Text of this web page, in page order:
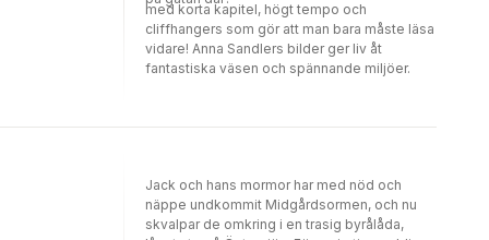
med korta kapitel, högt tempo och
cliffhangers som gör att man bara måste läsa
vidare! Anna Sandlers bilder ger liv åt
fantastiska väsen och spännande miljöer.
Jack och hans mormor har med nöd och
näppe undkommit Midgårdsormen, och nu
skvalpar de omkring i en trasig byrålåda,